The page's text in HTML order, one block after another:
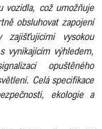
vozidla, což umožňuje
obsluhovat zapojení
zajišťujícími vysokou
vynikajícím výhledem,
opuštěného
Celá specifikace
ekologie a